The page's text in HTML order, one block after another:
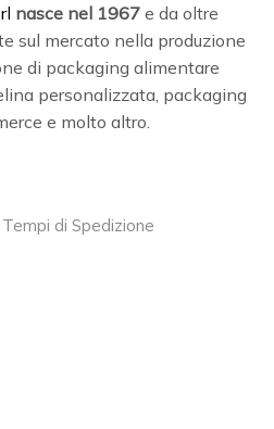
nasce nel 1967e da oltre
sul mercato nella produzione
di packaging alimentare
personalizzata, packaging
e molto altro.
di Spedizione